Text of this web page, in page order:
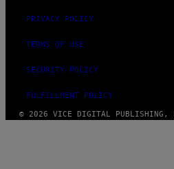
PRIVACY POLICY
TERMS OF USE
SECURITY POLICY
FULFILLMENT POLICY
© 2026 VICE DIGITAL PUBLISHING,